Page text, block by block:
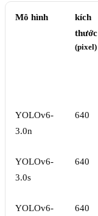
Mô hình
kích
thước
(pixel)
YOLOv6-
3.0n
640
YOLOv6-
3.0s
640
YOLOv6-
640